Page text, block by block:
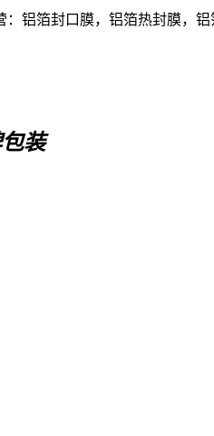
铝箔封口膜，铝箔热封膜，
装